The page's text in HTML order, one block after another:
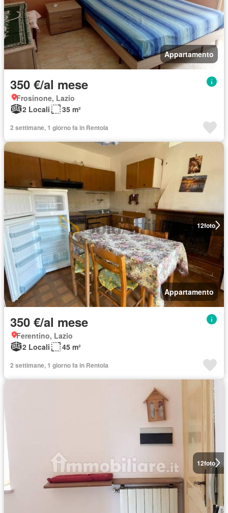
Appartamento
350 €/al mese
Frosinone, Lazio
2 Locali
35 m²
2 settimane, 1 giorno fa in Rentola
12foto
Appartamento
350 €/al mese
Ferentino, Lazio
2 Locali
45 m²
2 settimane, 1 giorno fa in Rentola
12foto